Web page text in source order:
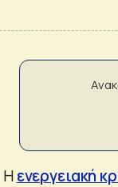
Ηενεργειακή